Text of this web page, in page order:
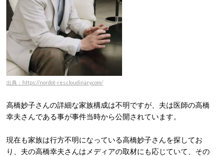
出典：https://nordot-res.cloudinary.com/
高橋妙子さんの詳細な家族構成は不明ですが、夫は医師の高橋
幸夫さんである事が事件当時から公開されています。
現在も家族は行方不明になっている高橋妙子さんを探してお
り、夫の高橋幸夫さんはメディアの取材にも応じていて、その